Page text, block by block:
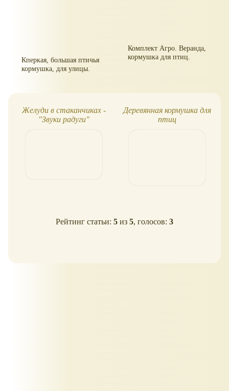
Кперкая, большая птичья
кормушка, для улицы.
Комплект Агро. Веранда,
кормушка для птиц.
Желуди в стаканчиках -
"Звуки радуги"
Деревянная кормушка для
птиц
Рейтинг статьи: 5 из 5, голосов: 3